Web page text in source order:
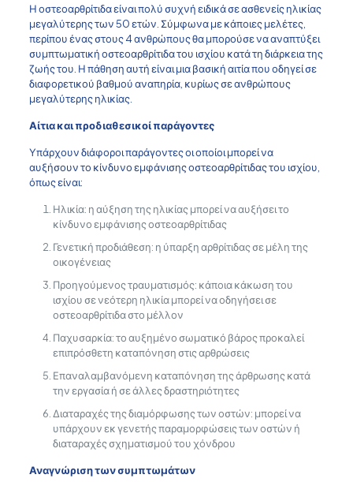
Η οστεοαρθρίτιδα είναι πολύ συχνή ειδικά σε ασθενείς ηλικίας
μεγαλύτερης των 50 ετών. Σύμφωνα με κάποιες μελέτες,
περίπου ένας στους 4 ανθρώπους θα μπορούσε να αναπτύξει
συμπτωματική οστεοαρθρίτιδα του ισχίου κατά τη διάρκεια της
ζωής του. Η πάθηση αυτή είναι μια βασική αιτία που οδηγεί σε
διαφορετικού βαθμού αναπηρία, κυρίως σε ανθρώπους
μεγαλύτερης ηλικίας.
Αίτια και προδιαθεσικοί παράγοντες
Υπάρχουν διάφοροι παράγοντες οι οποίοι μπορεί να
αυξήσουν το κίνδυνο εμφάνισης οστεοαρθρίτιδας του ισχίου,
όπως είναι:
Ηλικία: η αύξηση της ηλικίας μπορεί να αυξήσει το
κίνδυνο εμφάνισης οστεοαρθρίτιδας
Γενετική προδιάθεση: η ύπαρξη αρθρίτιδας σε μέλη της
οικογένειας
Προηγούμενος τραυματισμός: κάποια κάκωση του
ισχίου σε νεότερη ηλικία μπορεί να οδηγήσει σε
οστεοαρθρίτιδα στο μέλλον
Παχυσαρκία: το αυξημένο σωματικό βάρος προκαλεί
επιπρόσθετη καταπόνηση στις αρθρώσεις
Επαναλαμβανόμενη καταπόνηση της άρθρωσης κατά
την εργασία ή σε άλλες δραστηριότητες
Διαταραχές της διαμόρφωσης των οστών: μπορεί να
υπάρχουν εκ γενετής παραμορφώσεις των οστών ή
διαταραχές σχηματισμού του χόνδρου
Αναγνώριση των συμπτωμάτων